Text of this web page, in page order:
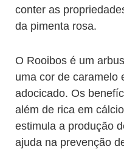
conter as
da pimenta rosa.
O Rooibos é um
uma cor de caramelo
adocicado. Os
além de rica em
estimula a produção
ajuda na prevenção